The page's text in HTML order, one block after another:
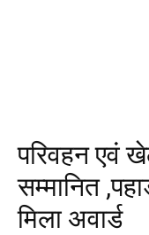
परिवहन एवं
सम्मानित
मिला अवार्ड